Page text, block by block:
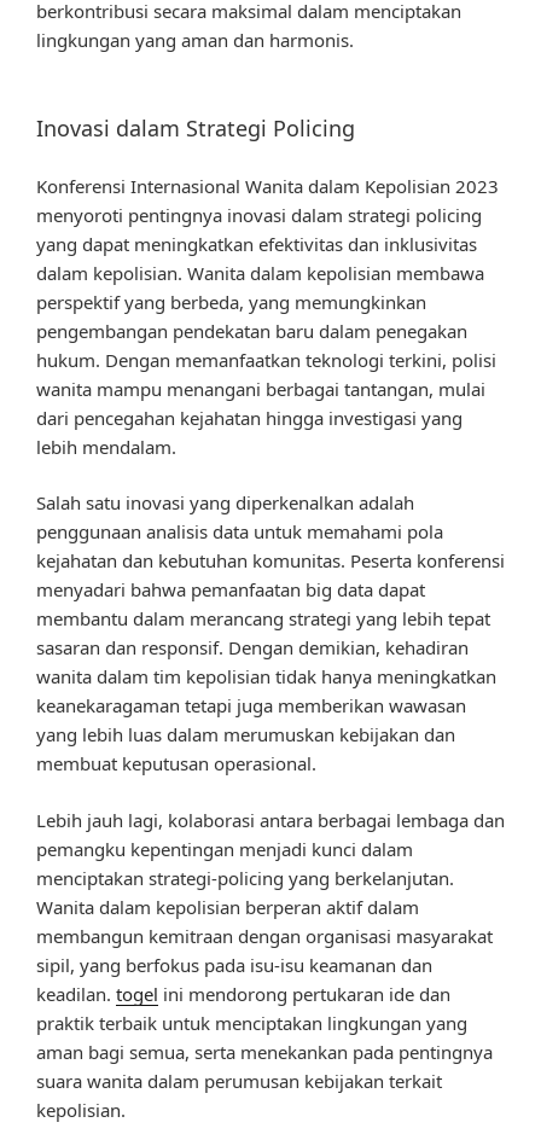
berkontribusi secara maksimal dalam menciptakan
lingkungan yang aman dan harmonis.
Inovasi dalam Strategi Policing
Konferensi Internasional Wanita dalam Kepolisian 2023
menyoroti pentingnya inovasi dalam strategi policing
yang dapat meningkatkan efektivitas dan inklusivitas
dalam kepolisian. Wanita dalam kepolisian membawa
perspektif yang berbeda, yang memungkinkan
pengembangan pendekatan baru dalam penegakan
hukum. Dengan memanfaatkan teknologi terkini, polisi
wanita mampu menangani berbagai tantangan, mulai
dari pencegahan kejahatan hingga investigasi yang
lebih mendalam.
Salah satu inovasi yang diperkenalkan adalah
penggunaan analisis data untuk memahami pola
kejahatan dan kebutuhan komunitas. Peserta konferensi
menyadari bahwa pemanfaatan big data dapat
membantu dalam merancang strategi yang lebih tepat
sasaran dan responsif. Dengan demikian, kehadiran
wanita dalam tim kepolisian tidak hanya meningkatkan
keanekaragaman tetapi juga memberikan wawasan
yang lebih luas dalam merumuskan kebijakan dan
membuat keputusan operasional.
Lebih jauh lagi, kolaborasi antara berbagai lembaga dan
pemangku kepentingan menjadi kunci dalam
menciptakan strategi-policing yang berkelanjutan.
Wanita dalam kepolisian berperan aktif dalam
membangun kemitraan dengan organisasi masyarakat
sipil, yang berfokus pada isu-isu keamanan dan
keadilan. togel ini mendorong pertukaran ide dan
praktik terbaik untuk menciptakan lingkungan yang
aman bagi semua, serta menekankan pada pentingnya
suara wanita dalam perumusan kebijakan terkait
kepolisian.